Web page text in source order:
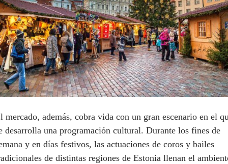
mercado, además, cobra vida con un gran escenario en el
desarrolla una programación cultural. Durante los fines de
y en días festivos, las actuaciones de coros y bailes
de distintas regiones de Estonia llenan el